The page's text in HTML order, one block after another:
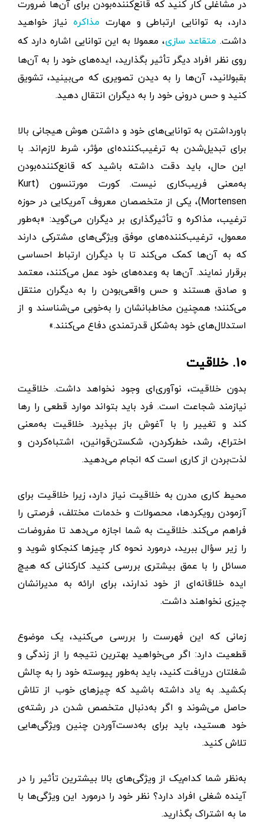
در مشاغلی کار کنید که قانع‌کننده‌بودن برای آن‌ها ضرورت
دارد، به توانایی ارتباطی و مهارت مذاکره نیاز خواهید
داشت. متقاعد سازی، معمولا به این توانایی اشاره دارد که
روی نظر افراد دیگر تأثیر بگذارید، ایده‌های خود را به آن‌ها
بقبولانید، آن‌ها را به دیدن تصویری که می‌بینید، تشویق
کنید و حس درونی خود را به دیگران انتقال دهید.
باورداشتن به توانایی‌های خود و داشتن هوش هیجانی بالا
برای تبدیل‌شدن به ترغیب‌کننده‌ای مؤثر، شرط لازم‌اند. با
این حال، باید دقت داشته باشید که قانع‌کننده‌بودن
به‌معنی فریب‌کاری نیست. کورت مورتنسون (Kurt
Mortensen)، یکی از متخصصان معروف آمریکایی در حوزه
ترغیب، مذاکره و تأثیرگذاری بر دیگران می‌گوید:‌‌ «به‌طور
معمول، ترغیب‌کننده‌های موفق ویژگی‌های مشترکی دارند
که به آن‌ها کمک می‌کند تا با دیگران ارتباط احساسی
برقرار نمایند. آن‌ها به وعده‌های خود عمل می‌کنند، معتمد
و صادق هستند و حس واقعی‌بودن را به دیگران منتقل
می‌کنند؛ همچنین مخاطبانشان را به‌خوبی می‌شناسند و از
استدلال‌های خود به‌شکل قدرتمندی دفاع می‌کنند.»
۱۰. خلاقیت
بدون خلاقیت، نوآوری‌ای وجود نخواهد داشت. خلاقیت
نیازمند شجاعت است. فرد باید بتواند موارد قطعی را رها
کند و تغییر را با آغوش باز بپذیرد. خلاقیت به‌معنی
اختراع، رشد، خطر‌کردن، شکستن‌قوانین، اشتباه‌کردن و
لذت‌بردن از کاری است که انجام می‌دهید.
محیط کاری مدرن به خلاقیت نیاز دارد، زیرا خلاقیت برای
آزمودن رویکردها، محصولات و خدمات مختلف، فرصتی را
فراهم می‌کند. خلاقیت به شما اجازه می‌دهد تا مفروضات
را زیر سؤال ببرید، درمورد نحوه کار چیزها کنجکاو شوید و
مسائل را با عمق بیشتری بررسی کنید. کارکنانی که هیچ
ایده خلاقانه‌ای از خود ندارند، برای ارائه به مدیرانشان
چیزی نخواهند داشت.
زمانی که این فهرست را بررسی می‌کنید، یک موضوع
قطعیت دارد:‌ اگر می‌خواهید بهترین نتیجه را از زندگی و
شغلتان دریافت کنید، باید به‌طور پیوسته خود را به چالش
بکشید. به یاد داشته باشید که چیزهای خوب از تلاش
حاصل می‌شوند و اگر به‌دنبال متخصص شدن در رشته‌ی
خود هستید، باید برای به‌دست‌آوردن چنین ویژگی‌هایی
تلاش کنید.
به‌نظر شما کدام‌یک از ویژگی‌های بالا بیشترین تأثیر را در
آینده شغلی افراد دارد؟ نظر خود را درمورد این ویژگی‌ها با
ما به اشتراک بگذارید.